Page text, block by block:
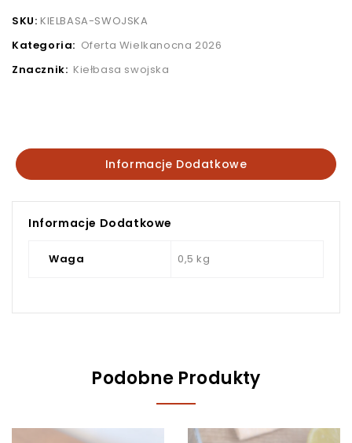
SKU: KIELBASA-SWOJSKA
Kategoria: Oferta Wielkanocna 2026
Znacznik: Kiełbasa swojska
Informacje Dodatkowe
Informacje Dodatkowe
Waga 0,5 kg
Podobne Produkty